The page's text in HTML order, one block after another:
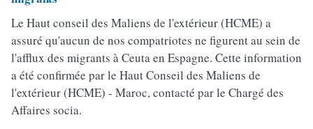
Le Haut conseil des Maliens de l'extérieur (HCME) a
assuré qu'aucun de nos compatriotes ne figurent au sein de
l'afflux des migrants à Ceuta en Espagne. Cette information
a été confirmée par le Haut Conseil des Maliens de
l'extérieur (HCME) - Maroc, contacté par le Chargé des
Affaires socia.